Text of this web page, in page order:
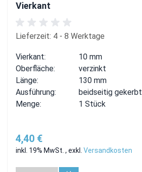
Vierkant
Lieferzeit: 4 - 8 Werktage
Vierkant:
10 mm
Oberfläche:
verzinkt
Länge:
130 mm
Ausführung:
beidseitig gekerbt
Menge:
1 Stück
4,40 €
inkl. 19% MwSt. , exkl. Versandkosten